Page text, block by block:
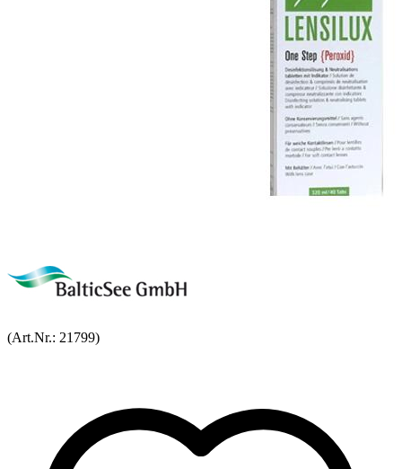
(Art.Nr.: 21799)